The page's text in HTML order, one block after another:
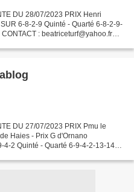
DU 28/07/2023 PRIX Henri
6-8-2-9 Quinté - Quarté 6-8-2-9-
: beatriceturf@yahoo.fr
depuis Eklablog
DU 27/07/2023 PRIX Pmu le
Haies - Prix G d'Ornano
4-2 Quinté - Quarté 6-9-4-2-13-14